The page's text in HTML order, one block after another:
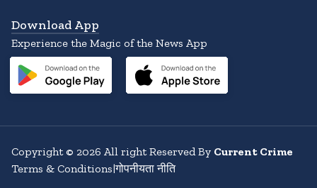
Download App
Experience the Magic of the News App
Copyright© 2026 All right Reserved By Current Crime
Terms & Conditions|गोपनीयता नीति